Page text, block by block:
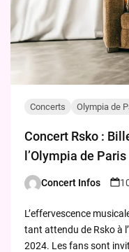
Concerts Olympia de
Concert Rsko :
l’Olympia de
Posted
Concert Infos
L’effervescence
tant attendu de Rsko à
2024. Les fans sont